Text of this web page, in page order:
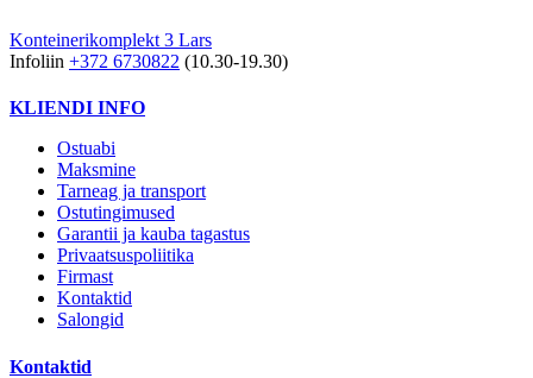
Konteinerikomplekt 3 Lars
Infoliin +372 6730822 (10.30-19.30)
KLIENDI INFO
Ostuabi
Maksmine
Tarneag ja transport
Ostutingimused
Garantii ja kauba tagastus
Privaatsuspoliitika
Firmast
Kontaktid
Salongid
Kontaktid